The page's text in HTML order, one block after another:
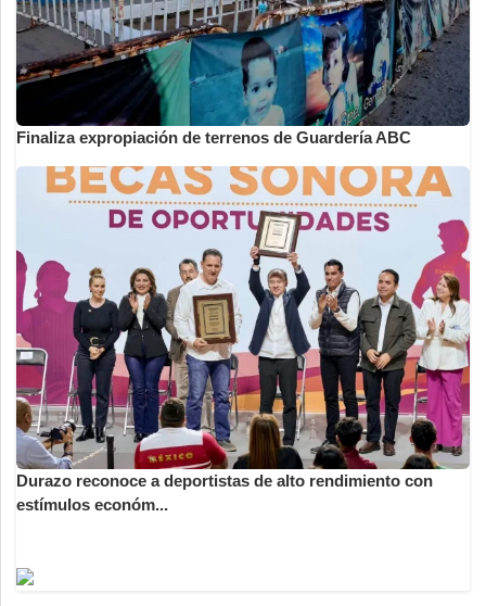
Finaliza expropiación de terrenos de Guardería ABC
Durazo reconoce a deportistas de alto rendimiento con
estímulos económ...